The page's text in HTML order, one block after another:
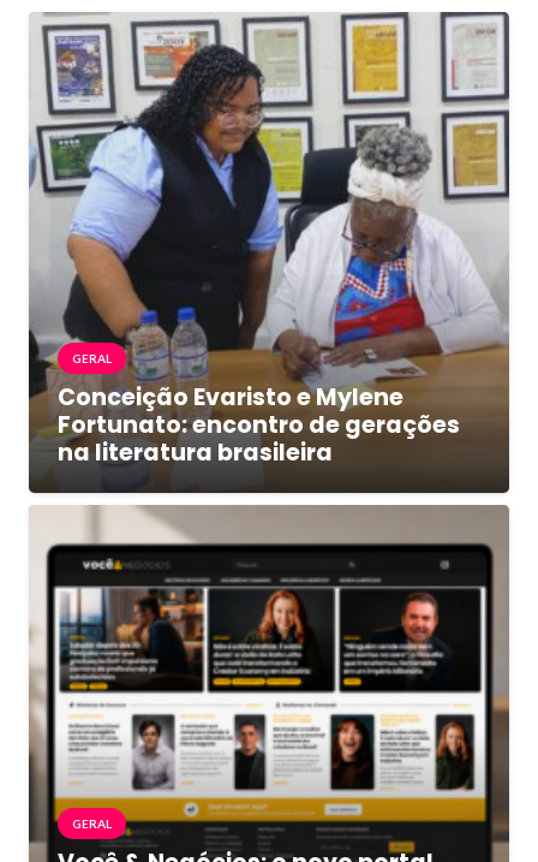
GERAL
Conceição Evaristo e Mylene
Fortunato: encontro de gerações
na literatura brasileira
GERAL